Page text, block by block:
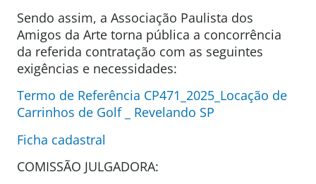
Sendo assim, a Associação Paulista dos
Amigos da Arte torna pública a concorrência
da referida contratação com as seguintes
exigências e necessidades:
Termo de Referência CP471_2025_Locação de
Carrinhos de Golf _ Revelando SP
Ficha cadastral
COMISSÃO JULGADORA: